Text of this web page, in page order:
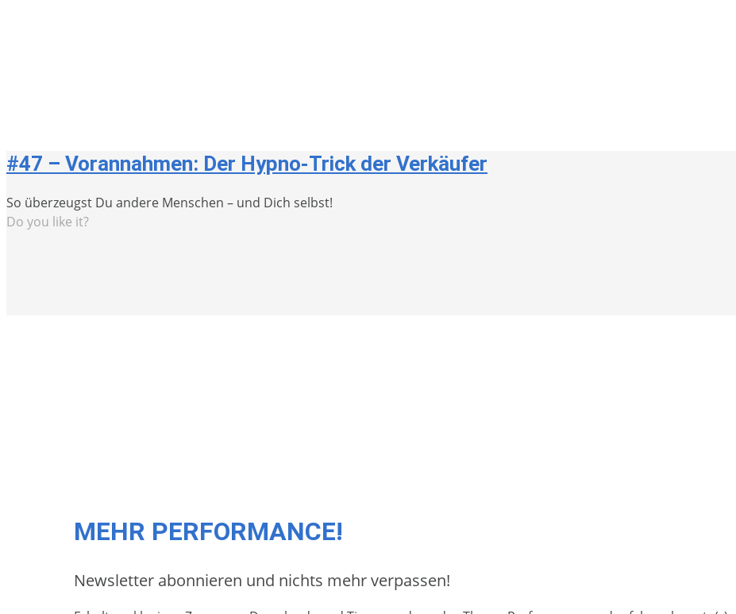
#47 – Vorannahmen: Der Hypno-Trick der Verkäufer
So überzeugst Du andere Menschen – und Dich selbst!
Do you like it?
MEHR PERFORMANCE!
Newsletter abonnieren und nichts mehr verpassen!